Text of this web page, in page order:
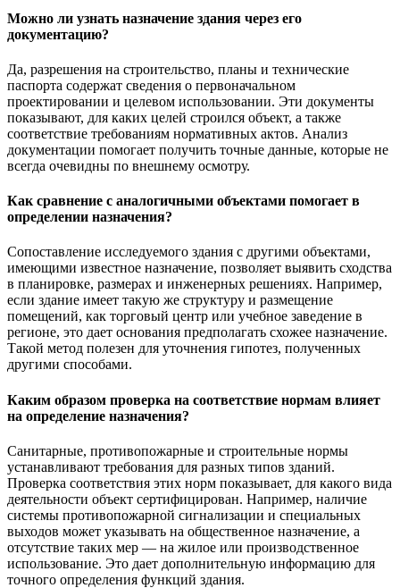
Можно ли узнать назначение здания через его
документацию?
Да, разрешения на строительство, планы и технические
паспорта содержат сведения о первоначальном
проектировании и целевом использовании. Эти документы
показывают, для каких целей строился объект, а также
соответствие требованиям нормативных актов. Анализ
документации помогает получить точные данные, которые не
всегда очевидны по внешнему осмотру.
Как сравнение с аналогичными объектами помогает в
определении назначения?
Сопоставление исследуемого здания с другими объектами,
имеющими известное назначение, позволяет выявить сходства
в планировке, размерах и инженерных решениях. Например,
если здание имеет такую же структуру и размещение
помещений, как торговый центр или учебное заведение в
регионе, это дает основания предполагать схожее назначение.
Такой метод полезен для уточнения гипотез, полученных
другими способами.
Каким образом проверка на соответствие нормам влияет
на определение назначения?
Санитарные, противопожарные и строительные нормы
устанавливают требования для разных типов зданий.
Проверка соответствия этих норм показывает, для какого вида
деятельности объект сертифицирован. Например, наличие
системы противопожарной сигнализации и специальных
выходов может указывать на общественное назначение, а
отсутствие таких мер — на жилое или производственное
использование. Это дает дополнительную информацию для
точного определения функций здания.